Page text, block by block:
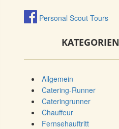
Personal Scout Tours
KATEGORIEN
Allgemein
Catering-Runner
Cateringrunner
Chauffeur
Fernsehauftritt